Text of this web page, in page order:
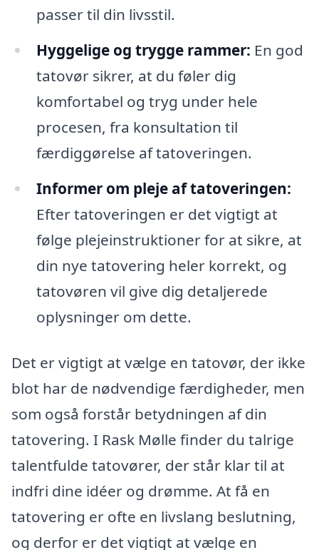
passer til din livsstil.
Hyggelige og trygge rammer: En god
tatovør sikrer, at du føler dig
komfortabel og tryg under hele
procesen, fra konsultation til
færdiggørelse af tatoveringen.
Informer om pleje af tatoveringen:
Efter tatoveringen er det vigtigt at
følge plejeinstruktioner for at sikre, at
din nye tatovering heler korrekt, og
tatovøren vil give dig detaljerede
oplysninger om dette.
Det er vigtigt at vælge en tatovør, der ikke
blot har de nødvendige færdigheder, men
som også forstår betydningen af din
tatovering. I Rask Mølle finder du talrige
talentfulde tatovører, der står klar til at
indfri dine idéer og drømme. At få en
tatovering er ofte en livslang beslutning,
og derfor er det vigtigt at vælge en